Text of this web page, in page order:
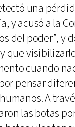
una
y acusó a la
del poder”, y
que
cuando
pensar
A
las botas